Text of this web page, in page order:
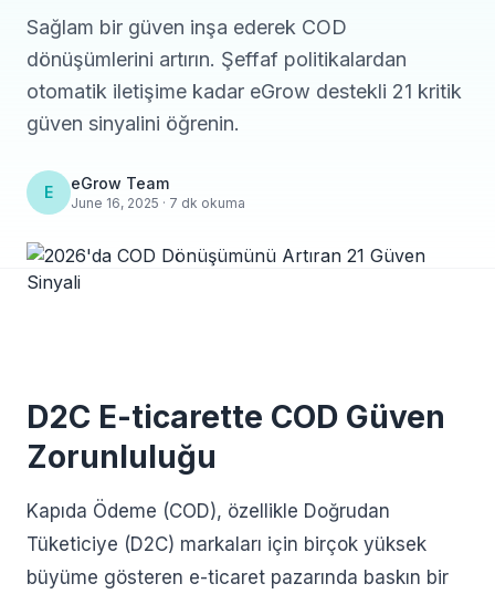
Sağlam bir güven inşa ederek COD
dönüşümlerini artırın. Şeffaf politikalardan
otomatik iletişime kadar eGrow destekli 21 kritik
güven sinyalini öğrenin.
E eGrow Team
June 16, 2025 · 7 dk okuma
D2C E-ticarette COD Güven
Zorunluluğu
Kapıda Ödeme (COD), özellikle Doğrudan
Tüketiciye (D2C) markaları için birçok yüksek
büyüme gösteren e-ticaret pazarında baskın bir